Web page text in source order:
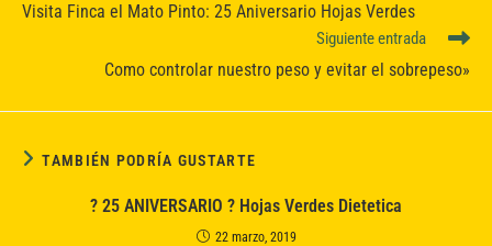
artículos
Visita Finca el Mato Pinto: 25 Aniversario Hojas Verdes
Siguiente entrada
Como controlar nuestro peso y evitar el sobrepeso»
TAMBIÉN PODRÍA GUSTARTE
? 25 ANIVERSARIO ? Hojas Verdes Dietetica
22 marzo, 2019